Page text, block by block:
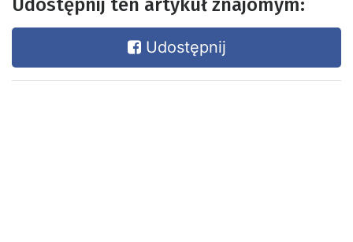
Udostępnij ten artykuł znajomym:
Udostępnij